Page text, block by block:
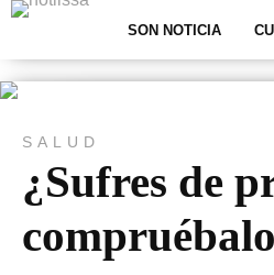
SON NOTICIA
SALUD
¿Sufres de
compruébalo